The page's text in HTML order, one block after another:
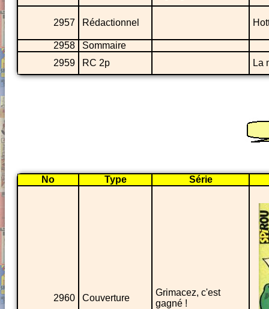
2957 Rédactionnel
2958
Sommaire
2959
RC 2p La
No Type Série
2960 Couverture
Grimacez, c'est
gagné !